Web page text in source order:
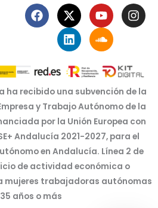
F
a
c
o
o
k
X
-
t
w
i
t
t
e
r
Y
o
u
t
u
b
e
I
n
s
g
r
a
m
L
i
n
k
e
d
i
n
S
o
u
n
d
c
o
u
d
ha recibido una subvención de la
y Trabajo Autónomo de la
por la Unión Europea con
Andalucía 2021-2027, para el
en Andalucía. Línea 2 de
de actividad económica o
mujeres trabajadoras autónomas
años o más